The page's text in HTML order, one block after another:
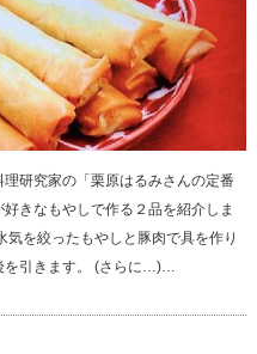
研究家の「栗原はるみさんの定番
きなもやしで作る２品を紹介しま
を絞ったもやしと豚肉で具を作り
を引きます。 (さらに…)…